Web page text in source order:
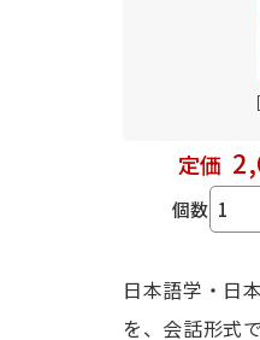
定価
個数
日本語学・日
を、会話形式